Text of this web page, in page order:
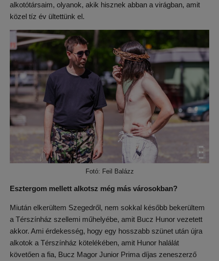
alkotótársaim, olyanok, akik hisznek abban a virágban, amit
közel tíz év ültettünk el.
Fotó: Feil Balázz
Esztergom mellett alkotsz még más városokban?
Miután elkerültem Szegedről, nem sokkal később bekerültem
a Térszínház szellemi műhelyébe, amit Bucz Hunor vezetett
akkor. Ami érdekesség, hogy egy hosszabb szünet után újra
alkotok a Térszínház kötelékében, amit Hunor halálát
követően a fia, Bucz Magor Junior Prima díjas zeneszerző